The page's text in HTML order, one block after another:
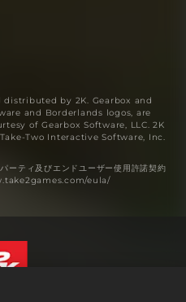
by 2K. Gearbox and
and Borderlands logos, are
of Gearbox Software, LLC. 2K
Two Interactive Software, Inc.
ーティ及びエンドユーザー使用許諾契約
eula/